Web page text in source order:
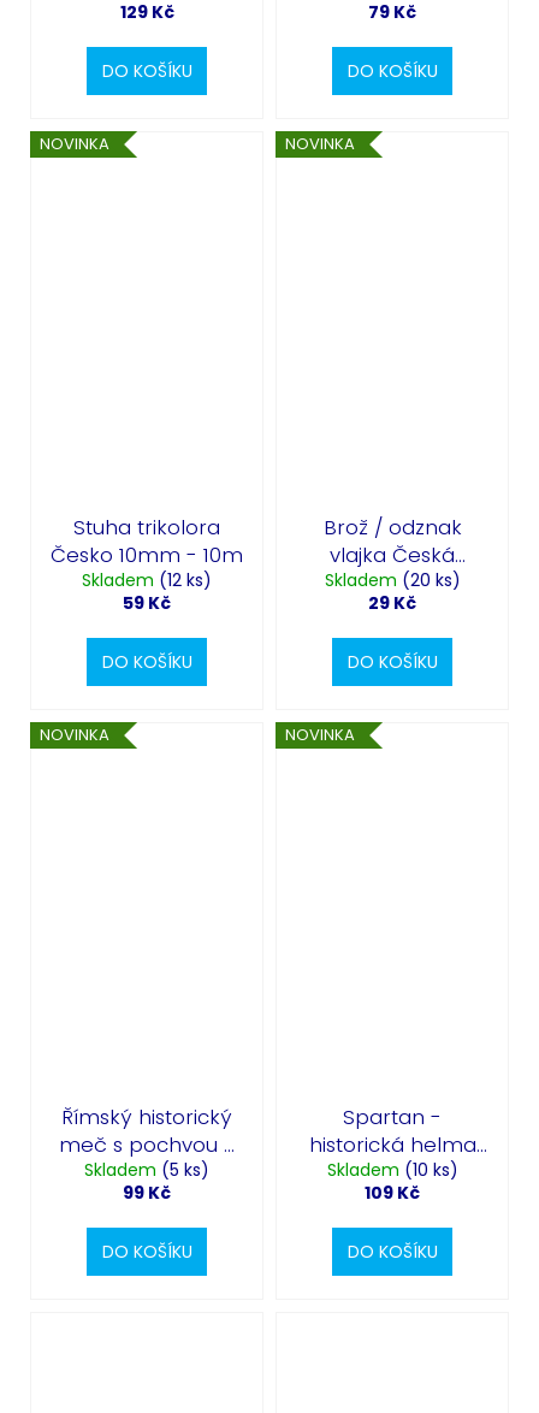
129 Kč
DO KOŠÍKU
79 Kč
DO KOŠÍKU
NOVINKA
Stuha trikolora
Česko 10mm - 10m
Skladem (12 ks)
59 Kč
DO KOŠÍKU
NOVINKA
Brož / odznak
vlajka Česká
republika
Skladem (20 ks)
29 Kč
DO KOŠÍKU
NOVINKA
Římský historický
meč s pochvou -
50cm
Skladem (5 ks)
99 Kč
DO KOŠÍKU
NOVINKA
Spartan -
historická helma
řeckého bojovníka
Skladem (10 ks)
109 Kč
DO KOŠÍKU